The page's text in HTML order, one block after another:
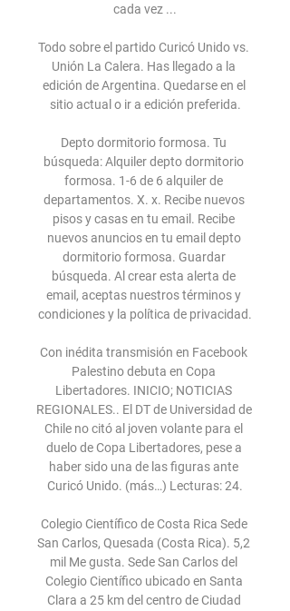
cada vez ...
Todo sobre el partido Curicó Unido vs.
Unión La Calera. Has llegado a la
edición de Argentina. Quedarse en el
sitio actual o ir a edición preferida.
Depto dormitorio formosa. Tu
búsqueda: Alquiler depto dormitorio
formosa. 1-6 de 6 alquiler de
departamentos. X. x. Recibe nuevos
pisos y casas en tu email. Recibe
nuevos anuncios en tu email depto
dormitorio formosa. Guardar
búsqueda. Al crear esta alerta de
email, aceptas nuestros términos y
condiciones y la política de privacidad.
Con inédita transmisión en Facebook
Palestino debuta en Copa
Libertadores. INICIO; NOTICIAS
REGIONALES.. El DT de Universidad de
Chile no citó al joven volante para el
duelo de Copa Libertadores, pese a
haber sido una de las figuras ante
Curicó Unido. (más…) Lecturas: 24.
Colegio Científico de Costa Rica Sede
San Carlos, Quesada (Costa Rica). 5,2
mil Me gusta. Sede San Carlos del
Colegio Científico ubicado en Santa
Clara a 25 km del centro de Ciudad